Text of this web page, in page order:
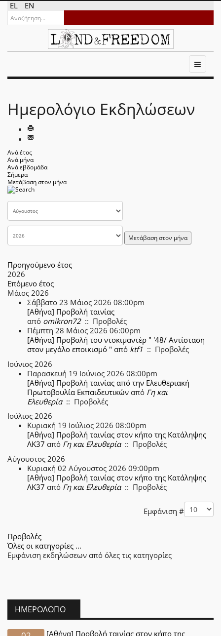
EL EN
Ημερολόγιο Εκδηλώσεων
Ανά έτος
Ανά μήνα
Ανά εβδομάδα
Σήμερα
Μετάβαση στον μήνα
Μετάβαση στον μήνα
Προηγούμενο έτος
2026
Επόμενο έτος
Μάιος 2026
Σάββατο 23 Μάιος 2026 08:00pm
[Αθήνα] Προβολή ταινίας
από omikron72:: Προβολές
Πέμπτη 28 Μάιος 2026 06:00pm
[Αθήνα] Προβολή του ντοκιμαντέρ " '48/ Αντίσταση
στον μεγάλο εποικισμό " από ktf1 :: Προβολές
Ιούνιος 2026
Παρασκευή 19 Ιούνιος 2026 08:00pm
[Αθήνα] Προβολή ταινίας από την Ελευθεριακή
Πρωτοβουλία Εκπαιδευτικών από Γη και
Ελευθερία:: Προβολές
Ιούλιος 2026
Κυριακή 19 Ιούλιος 2026 08:00pm
[Αθήνα] Προβολή ταινίας στον κήπο της Κατάληψης
ΛΚ37 από Γη και Ελευθερία:: Προβολές
Αύγουστος 2026
Κυριακή 02 Αύγουστος 2026 09:00pm
[Αθήνα] Προβολή ταινίας στον κήπο της Κατάληψης
ΛΚ37 από Γη και Ελευθερία:: Προβολές
Εμφάνιση #
Προβολές
Όλες οι κατηγορίες ...
Εμφάνιση εκδηλώσεων από όλες τις κατηγορίες
ΗΜΕΡΟΛΌΓΙΟ
[Αθήνα] Προβολή ταινίας στον κήπο της